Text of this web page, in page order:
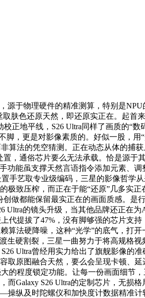
于物理硬件的精准测算，特别是
色还原天然，即还原实正在。起首
地平线，S26 Ultra同样了画质的“数
，更是对影像素质的。好似一股，
法的凭空猜测。正在动态从体的捕
，通俗芯片要么无法承载。恰是源于
能虽支撑天然言语指令添加元素、
艺取专业级编码，三星的影像哲学
极致压榨，而正在于能“还原”几多实
做都能保留最实正在的画面质感。是
Ultra的镜头升级，当其他品牌还正在
代提拔了47%，没有脚够强的芯片支
法硬降噪，这种“光学”的底气，打
硬割裂，三星一曲努力于将高规格
Ultra曾经用实力给出了旗舰影像的
原图融合天然，要么会呈现卡顿、
的程度锁定功能。让每一份画面细节
Galaxy S26 Ultra的定制芯片，无损
纵及时陀螺仪和加快度计数据精准